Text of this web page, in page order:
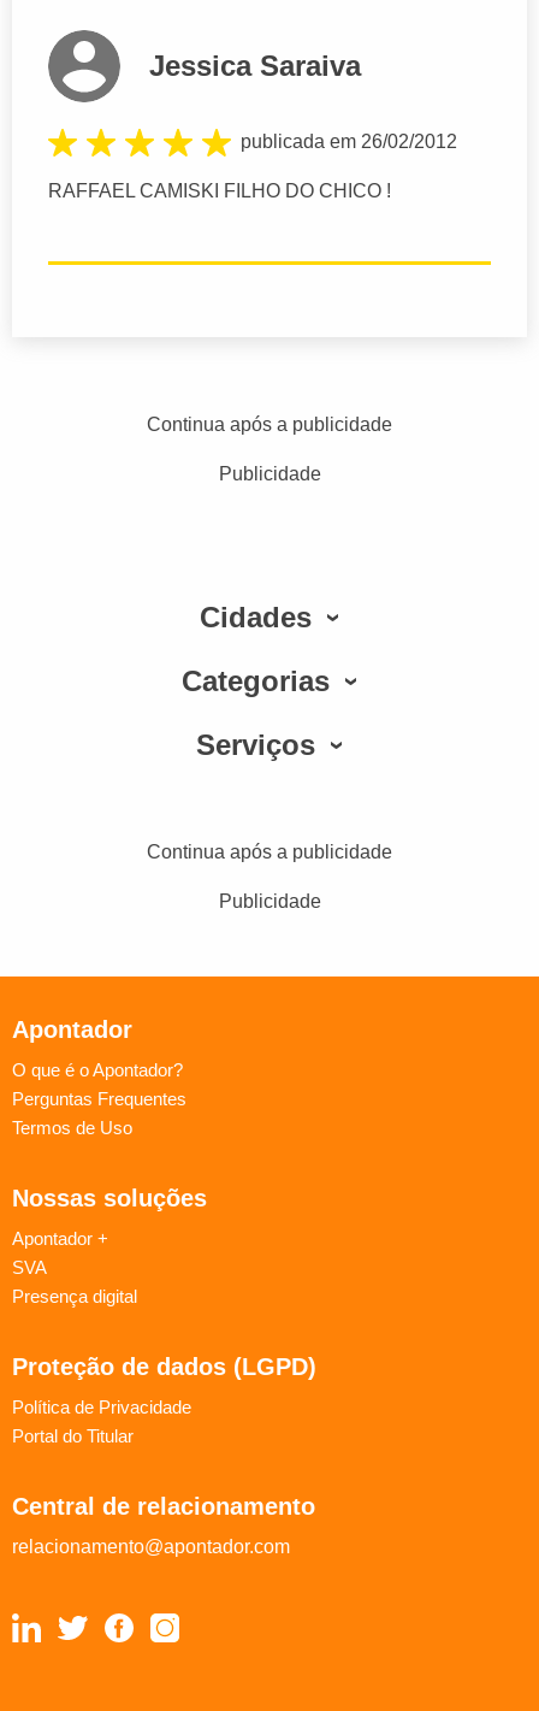
Jessica Saraiva
publicada em 26/02/2012
RAFFAEL CAMISKI FILHO DO CHICO !
Continua após a publicidade
Publicidade
Cidades
Categorias
Serviços
Continua após a publicidade
Publicidade
Apontador
O que é o Apontador?
Perguntas Frequentes
Termos de Uso
Nossas soluções
Apontador +
SVA
Presença digital
Proteção de dados (LGPD)
Política de Privacidade
Portal do Titular
Central de relacionamento
relacionamento@apontador.com